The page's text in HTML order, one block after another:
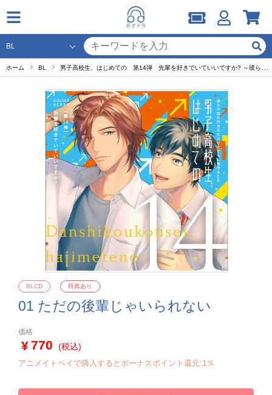
ホーム BL 男子高校生、はじめての 第14弾 先輩を好きでいていいですか? ～彼らの恋の行方をただひたすらに見守るCD～【出演声優：阿座上洋平 鈴木崚汰】
01 ただの後輩じゃいられない
BLCD 特典あり
価格
770 (税込)
アニメイトペイで購入するとボーナスポイント還元:1％